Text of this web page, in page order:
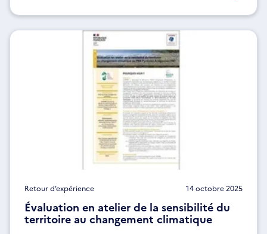
Retour d’expérience 14 octobre 2025
Évaluation en atelier de la sensibilité du
territoire au changement climatique